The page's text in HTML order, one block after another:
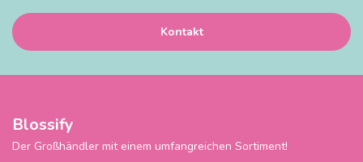
Kontakt
Blossify
Der Großhändler mit einem umfangreichen Sortiment!